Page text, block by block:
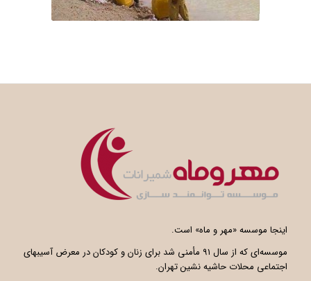
اینجا موسسه «مهر و ماه» است.
موسسه‌ای که از سال ۹۱ مأمنی شد برای زنان و کودکان در معرض آسیبهای
اجتماعی محلات حاشیه نشین تهران.